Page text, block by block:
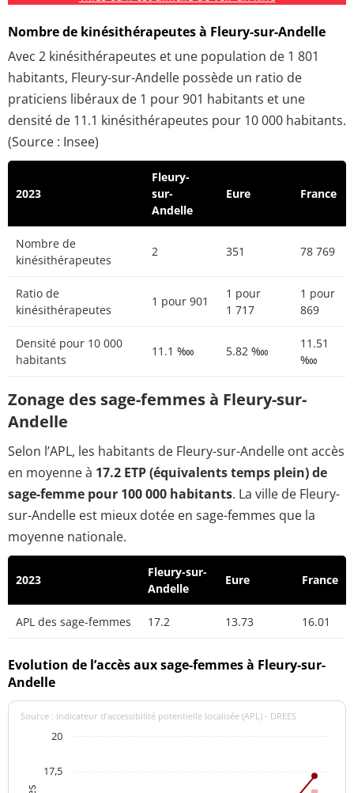
Nombre de kinésithérapeutes à Fleury-sur-Andelle
Avec 2 kinésithérapeutes et une population de 1 801
habitants, Fleury-sur-Andelle possède un ratio de
praticiens libéraux de 1 pour 901 habitants et une
densité de 11.1 kinésithérapeutes pour 10 000 habitants.
(Source : Insee)
2023
Fleury-
sur-
Andelle
Eure France
Nombre de
kinésithérapeutes
2 351 78 769
Ratio de
kinésithérapeutes
1 pour 901
1 pour
1 717
1 pour
869
Densité pour 10 000
habitants
11.1 ‱ 5.82 ‱
11.51
‱
Zonage des sage-femmes à Fleury-sur-
Andelle
Selon l’APL, les habitants de Fleury-sur-Andelle ont accès
en moyenne à 17.2 ETP (équivalents temps plein) de
sage-femme pour 100 000 habitants. La ville de Fleury-
sur-Andelle est mieux dotée en sage-femmes que la
moyenne nationale.
2023
Fleury-sur-
Andelle
Eure France
APL des sage-femmes 17.2 13.73 16.01
Evolution de l’accès aux sage-femmes à Fleury-sur-
Andelle
Source : indicateur d’accessibilité potentielle localisée (APL) - DREES
17,5
20